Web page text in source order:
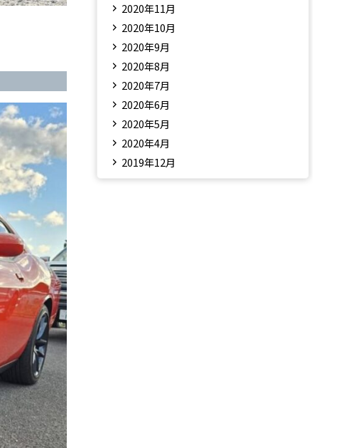
2020年11月
2020年10月
2020年9月
2020年8月
2020年7月
2020年6月
2020年5月
2020年4月
2019年12月